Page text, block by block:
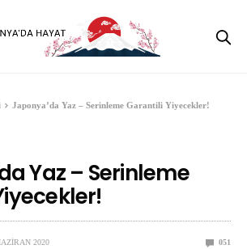
Japonya’da Yaz – Serinleme Garantili Yiyecekler!
Yaz – Serinleme
2020 051